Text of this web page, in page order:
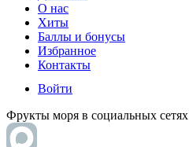
О нас
Хиты
Баллы и бонусы
Избранное
Контакты
Войти
Фрукты моря в социальных сетях